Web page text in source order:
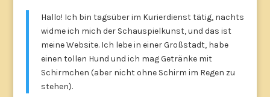
Hallo! Ich bin tagsüber im Kurierdienst tätig, nachts
widme ich mich der Schauspielkunst, und das ist
meine Website. Ich lebe in einer Großstadt, habe
einen tollen Hund und ich mag Getränke mit
Schirmchen (aber nicht ohne Schirm im Regen zu
stehen).